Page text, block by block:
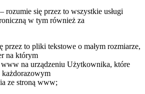
rozumie się przez to wszystkie usługi
w tym również za
przez to pliki tekstowe o małym rozmiarze,
na którym
www na urządzeniu Użytkownika, które
każdorazowym
ze stroną www;